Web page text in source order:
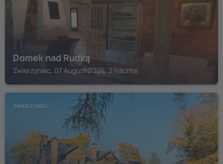
Domek nad Rudką
Zwierzyniec, 07 August 2026, 2 Nächte
ZWIERZYNIEC